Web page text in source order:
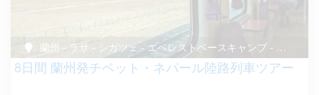
蘭州 - ラサ - シガツェ - エベレストベースキャンプ - ギロン - カトマンズ
8日間 蘭州発チベット・ネパール陸路列車ツアー